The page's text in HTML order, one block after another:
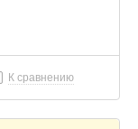
К сравнению